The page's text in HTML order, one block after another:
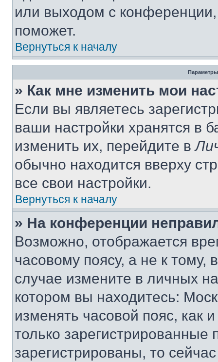
или выходом с
поможет.
Вернуться к началу
Параметры
» Как мне изменить мои
Если вы являетесь
ваши настройки хранятся в
изменить их, перейдите в
обычно находится вверху
все свои настройки.
Вернуться к началу
» На конференции
Возможно, отображается
часовому поясу, а не к тому,
случае измените в личных
котором вы находитесь:
изменять часовой пояс, как
только
зарегистрированы, то